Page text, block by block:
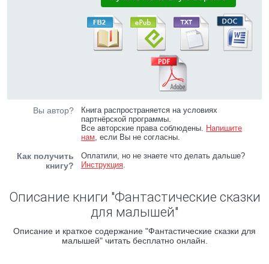
Вы автор?
Книга распространяется на условиях
партнёрской программы.
Все авторские права соблюдены. Напишите
нам, если Вы не согласны.
Как получить
книгу?
Оплатили, но не знаете что делать дальше?
Инструкция.
Описание книги "Фантастические сказки
для малышей"
Описание и краткое содержание "Фантастические сказки для
малышей" читать бесплатно онлайн.